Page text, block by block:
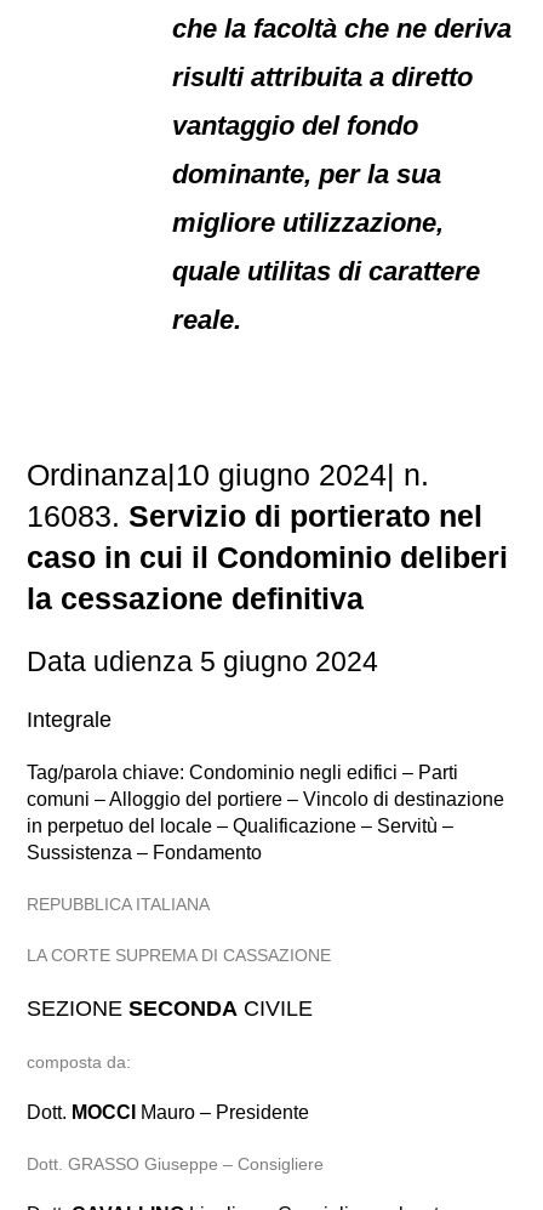
che la facoltà che ne deriva
risulti attribuita a diretto
vantaggio del fondo
dominante, per la sua
migliore utilizzazione,
quale utilitas di carattere
reale.
Ordinanza|10 giugno 2024| n.
16083.Servizio di portierato nel
caso in cui il Condominio deliberi
la cessazione definitiva
Data udienza 5 giugno 2024
Integrale
Tag/parola chiave: Condominio negli edifici – Parti
comuni – Alloggio del portiere – Vincolo di destinazione
in perpetuo del locale – Qualificazione – Servitù –
Sussistenza – Fondamento
REPUBBLICA ITALIANA
LA CORTE SUPREMA DI CASSAZIONE
SEZIONESECONDA CIVILE
composta da:
Dott. MOCCI Mauro – Presidente
Dott. GRASSO Giuseppe – Consigliere